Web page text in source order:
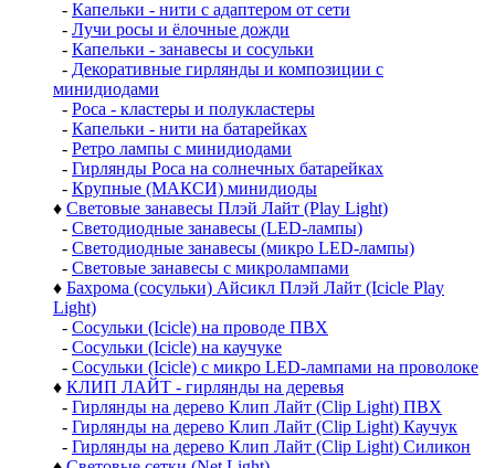
- Капельки - нити с адаптером от сети
- Лучи росы и ёлочные дожди
- Капельки - занавесы и сосульки
- Декоративные гирлянды и композиции с
минидиодами
- Роса - кластеры и полукластеры
- Капельки - нити на батарейках
- Ретро лампы с минидиодами
- Гирлянды Роса на солнечных батарейках
- Крупные (МАКСИ) минидиоды
♦ Световые занавесы Плэй Лайт (Play Light)
- Светодиодные занавесы (LED-лампы)
- Светодиодные занавесы (микро LED-лампы)
- Световые занавесы с микролампами
♦ Бахрома (сосульки) Айсикл Плэй Лайт (Icicle Play
Light)
- Сосульки (Icicle) на проводе ПВХ
- Сосульки (Icicle) на каучуке
- Сосульки (Icicle) с микро LED-лампами на проволоке
♦ КЛИП ЛАЙТ - гирлянды на деревья
- Гирлянды на дерево Клип Лайт (Clip Light) ПВХ
- Гирлянды на дерево Клип Лайт (Clip Light) Каучук
- Гирлянды на дерево Клип Лайт (Clip Light) Силикон